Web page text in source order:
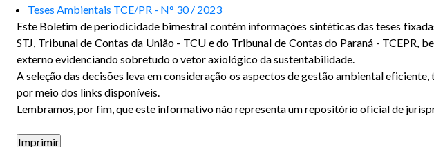
Teses Ambientais TCE/PR - N° 30 / 2023
Este Boletim de periodicidade bimestral contém informações sintéticas das teses
STJ, Tribunal de Contas da União - TCU e do Tribunal de Contas do Paraná -
externo evidenciando sobretudo o vetor axiológico da sustentabilidade.
A seleção das decisões leva em consideração os aspectos de gestão ambiental
por meio dos links disponíveis.
Lembramos, por fim, que este informativo não representa um repositório oficial de